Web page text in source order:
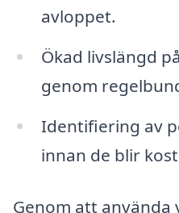
avloppet.
Ökad livslängd
genom
Identifiering av
innan de blir
Genom att